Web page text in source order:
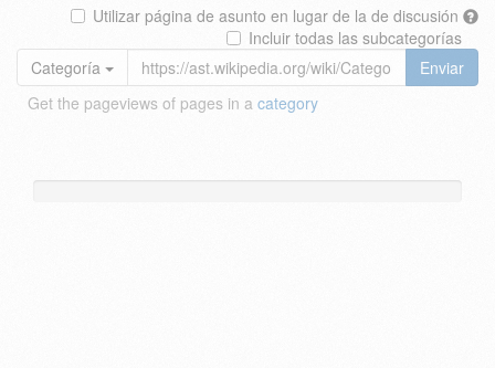
Utilizar página de asunto en lugar de la de discusión
Incluir todas las subcategorías
Categoría
Enviar
Get the pageviews of pages in a category